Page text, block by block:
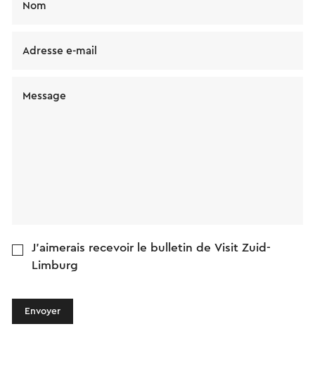
Nom
Adresse e-mail
Message
J'aimerais recevoir le bulletin de Visit Zuid-
Limburg
Envoyer